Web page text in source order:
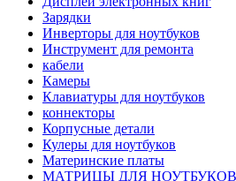
Зарядки
Инверторы для ноутбуков
Инструмент для ремонта
кабели
Камеры
Клавиатуры для ноутбуков
коннекторы
Корпусные детали
Кулеры для ноутбуков
Материнские платы
МАТРИЦЫ ДЛЯ НОУТБУКОВ